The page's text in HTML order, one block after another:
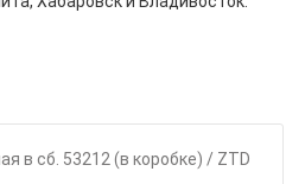
в сб. 53212 (в коробке) / ZTD